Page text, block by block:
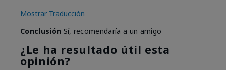
Mostrar Traducción
Conclusión Sí, recomendaría a un amigo
¿Le ha resultado útil esta
opinión?